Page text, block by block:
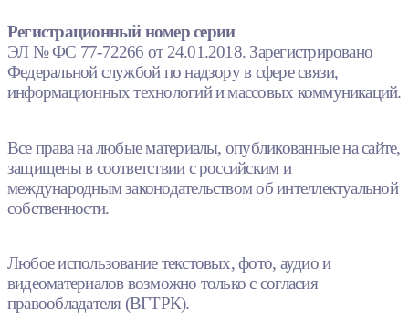
Регистрационный номер серии
ЭЛ № ФС 77-72266 от 24.01.2018. Зарегистрировано
Федеральной службой по надзору в сфере связи,
информационных технологий и массовых коммуникаций.
Все права на любые материалы, опубликованные на сайте,
защищены в соответствии с российским и
международным законодательством об интеллектуальной
собственности.
Любое использование текстовых, фото, аудио и
видеоматериалов возможно только с согласия
правообладателя (ВГТРК).